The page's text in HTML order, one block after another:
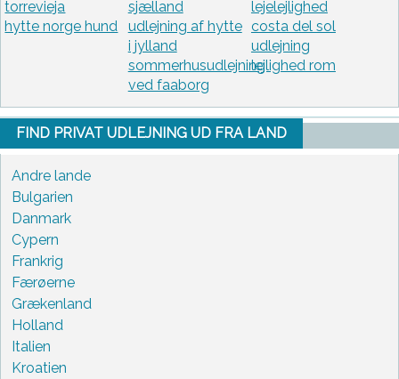
torrevieja
hytte norge hund
sjælland
udlejning af hytte
i jylland
sommerhusudlejning
ved faaborg
lejelejlighed
costa del sol
udlejning
lejlighed rom
FIND PRIVAT UDLEJNING UD FRA LAND
Andre lande
Bulgarien
Danmark
Cypern
Frankrig
Færøerne
Grækenland
Holland
Italien
Kroatien